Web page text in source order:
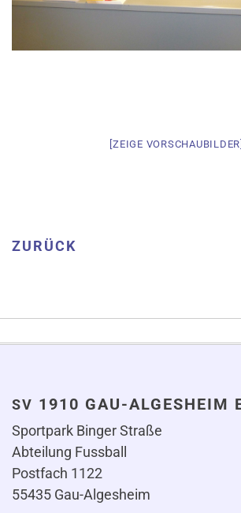
[ZEIGE VOR­SCHAU­BILDER]
ZURÜCK
SV 1910 GAU-ALGESHEIM
Sportpark Binger Straße
Abteilung Fussball
Postfach 1122
55435 Gau-Algesheim